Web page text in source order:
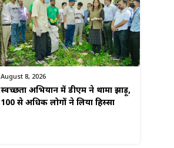
August 8, 2026
स्वच्छता अभियान में डीएम ने थामा झाड़ू,
100 से अधिक लोगों ने लिया हिस्सा